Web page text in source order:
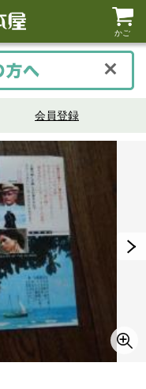
かご
会員登録